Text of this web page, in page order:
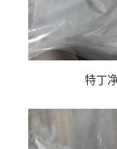
特丁